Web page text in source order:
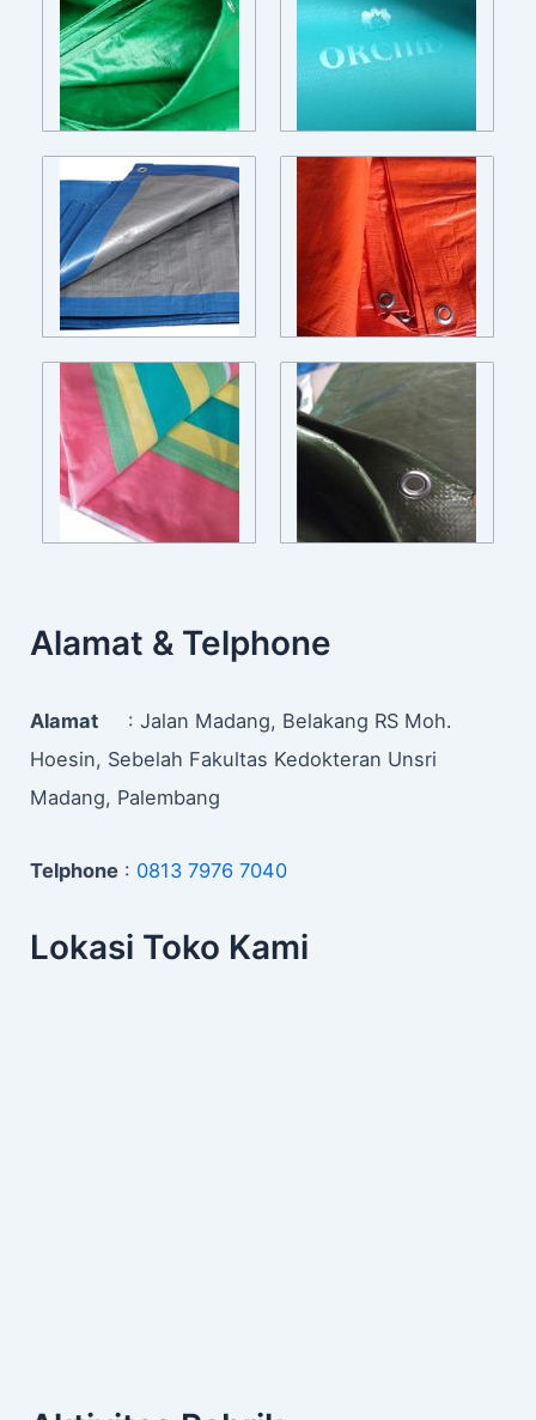
Alamat & Telphone
Alamat : Jalan Madang, Belakang RS Moh.
Hoesin, Sebelah Fakultas Kedokteran Unsri
Madang, Palembang
Telphone : 0813 7976 7040
Lokasi Toko Kami